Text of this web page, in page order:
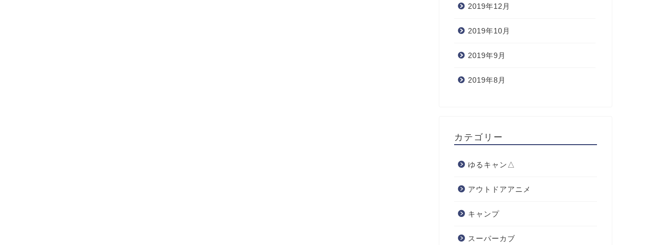
2019年12月
2019年10月
2019年9月
2019年8月
カテゴリー
ゆるキャン△
アウトドアアニメ
キャンプ
スーパーカブ